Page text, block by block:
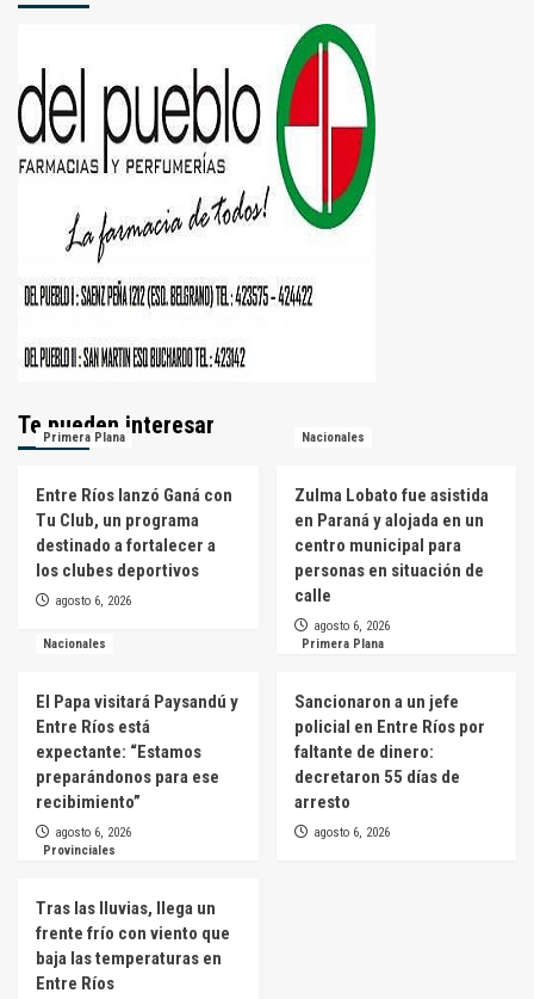
Te pueden interesar
Primera Plana
Entre Ríos lanzó Ganá con
Tu Club, un programa
destinado a fortalecer a
los clubes deportivos
agosto 6, 2026
Nacionales
Zulma Lobato fue asistida
en Paraná y alojada en un
centro municipal para
personas en situación de
calle
agosto 6, 2026
Nacionales
El Papa visitará Paysandú y
Entre Ríos está
expectante: “Estamos
preparándonos para ese
recibimiento”
agosto 6, 2026
Primera Plana
Sancionaron a un jefe
policial en Entre Ríos por
faltante de dinero:
decretaron 55 días de
arresto
agosto 6, 2026
Provinciales
Tras las lluvias, llega un
frente frío con viento que
baja las temperaturas en
Entre Ríos